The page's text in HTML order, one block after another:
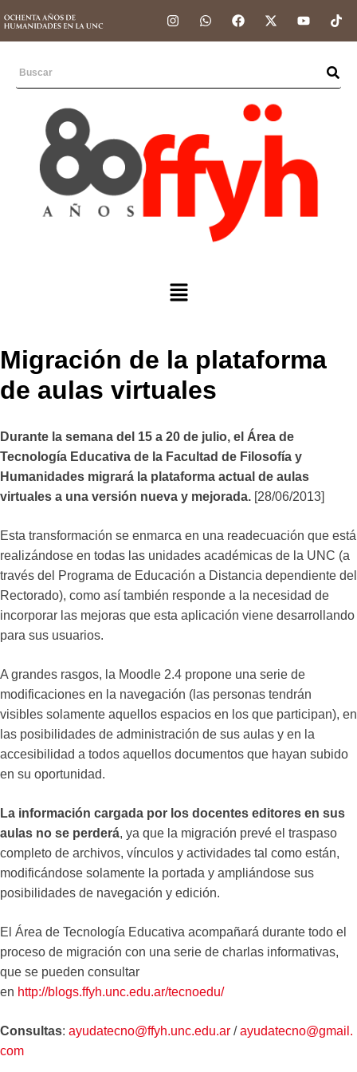
Migración de la plataforma
de aulas virtuales
Durante la semana del 15 a 20 de julio, el Área de
Tecnología Educativa de la Facultad de Filosofía y
Humanidades migrará la plataforma actual de aulas
virtuales a una versión nueva y mejorada. [28/06/2013]
Esta transformación se enmarca en una readecuación que está
realizándose en todas las unidades académicas de la UNC (a
través del Programa de Educación a Distancia dependiente del
Rectorado), como así también responde a la necesidad de
incorporar las mejoras que esta aplicación viene desarrollando
para sus usuarios.
A grandes rasgos, la Moodle 2.4 propone una serie de
modificaciones en la navegación (las personas tendrán
visibles solamente aquellos espacios en los que participan), en
las posibilidades de administración de sus aulas y en la
accesibilidad a todos aquellos documentos que hayan subido
en su oportunidad.
La información cargada por los docentes editores en sus
aulas no se perderá, ya que la migración prevé el traspaso
completo de archivos, vínculos y actividades tal como están,
modificándose solamente la portada y ampliándose sus
posibilidades de navegación y edición.
El Área de Tecnología Educativa acompañará durante todo el
proceso de migración con una serie de charlas informativas,
que se pueden consultar
en http://blogs.ffyh.unc.edu.ar/tecnoedu/
Consultas: ayudatecno@ffyh.unc.edu.ar /ayudatecno@gmail.
com